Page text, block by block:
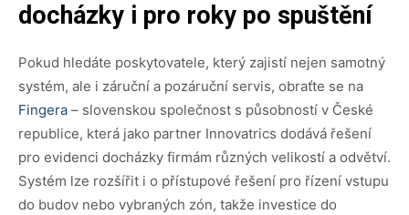
docházky i pro roky po spuštění
Pokud hledáte poskytovatele, který zajistí nejen samotný
systém, ale i záruční a pozáruční servis, obraťte se na
Fingera – slovenskou společnost s působností v České
republice, která jako partner Innovatrics dodává řešení
pro evidenci docházky firmám různých velikostí a odvětví.
Systém lze rozšířit i o přístupové řešení pro řízení vstupu
do budov nebo vybraných zón, takže investice do